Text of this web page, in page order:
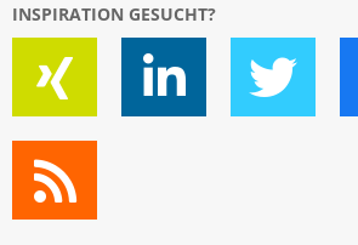
INSPIRATION GESUCHT?